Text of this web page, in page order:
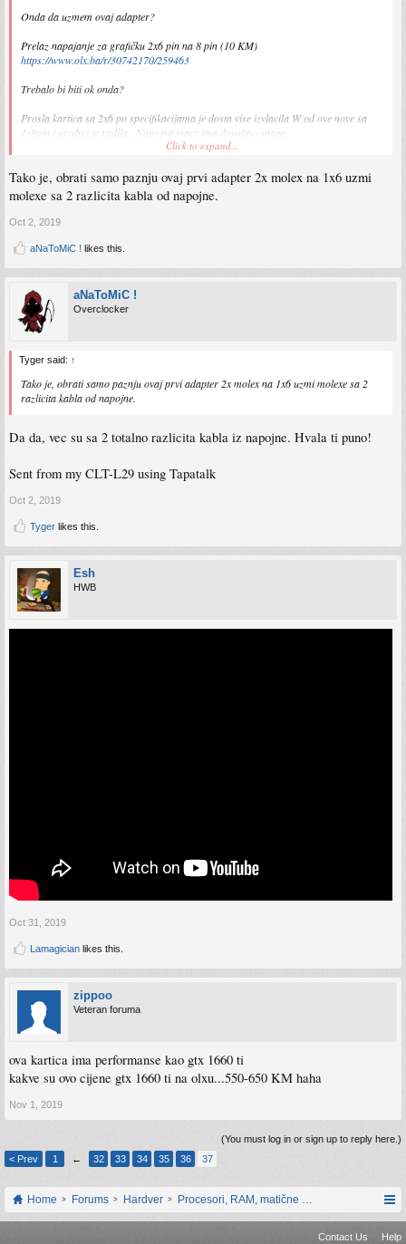
Onda da uzmem ovaj adapter?
Prelaz napajanje za grafičku 2x6 pin na 8 pin (10 KM)
https://www.olx.ba/r/30742170/259463
Trebalo bi biti ok onda?
Prosla kartica sa 2x6 po specifikacijama je dosta vise izvlacila W od ove nove sa
1x8pin i uredno je radila.. Napojna inace ima dovoljno snage..
Click to expand...
Tako je, obrati samo paznju ovaj prvi adapter 2x molex na 1x6 uzmi
molexe sa 2 razlicita kabla od napojne.
Oct 2, 2019
aNaToMiC ! likes this.
aNaToMiC !
Overclocker
Tyger said: ↑
Tako je, obrati samo paznju ovaj prvi adapter 2x molex na 1x6 uzmi molexe sa 2
razlicita kabla od napojne.
Da da, vec su sa 2 totalno razlicita kabla iz napojne. Hvala ti puno!
Sent from my CLT-L29 using Tapatalk
Oct 2, 2019
Tyger likes this.
Esh
HWB
Oct 31, 2019
Lamagician likes this.
zippoo
Veteran foruma
ova kartica ima performanse kao gtx 1660 ti
kakve su ovo cijene gtx 1660 ti na olxu...550-650 KM haha
Nov 1, 2019
(You must log in or sign up to reply here.)
< Prev
1 ← 32 33 34 35 36 37
Home Forums Hardver Procesori, RAM, matične ploče i grafičke
Contact Us Help